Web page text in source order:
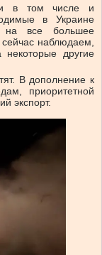
в том числе и
в Украине
на все большее
наблюдаем,
другие
В дополнение к
приоритетной
экспорт.